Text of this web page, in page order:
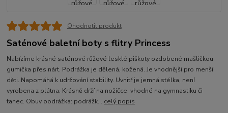
Ohodnotit produkt
Saténové baletní boty s flitry Princess
Nabízíme krásné saténové růžové lesklé piškoty ozdobené mašličkou,
gumička přes nárt. Podrážka je dělená, kožená. Je vhodnější pro menší
děti. Napomáhá k udržování stability. Uvnitř je jemná stélka, není
vyrobena z plátna. Krásně drží na nožičce, vhodné na gymnastiku či
tanec. Obuv podrážka: podrážk... celý popis